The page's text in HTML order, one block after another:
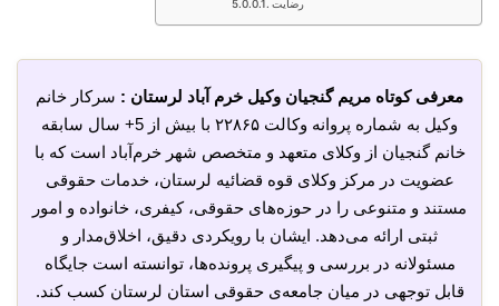
رضایت
معرفی کوتاه مریم گنجیان وکیل خرم آباد لرستان : سرکار خانم
وکیل به شماره پروانه وکالت ۲۲۸۶۵ با بیش از 5+ سال سابقه
خانم گنجیان از وکلای متعهد و متخصص شهر خرم‌آباد است که با
عضویت در مرکز وکلای قوه قضائیه لرستان، خدمات حقوقی
مستند و متنوعی را در حوزه‌های حقوقی، کیفری، خانواده و امور
ثبتی ارائه می‌دهد. ایشان با رویکردی دقیق، اخلاق‌مدار و
مسئولانه در بررسی و پیگیری پرونده‌ها، توانسته است جایگاه
قابل توجهی در میان جامعه‌ی حقوقی استان لرستان کسب کند.